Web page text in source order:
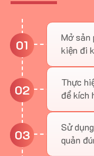
Thực
để kích
02
Sử
quản
03
01
Mở sản
kiện đi